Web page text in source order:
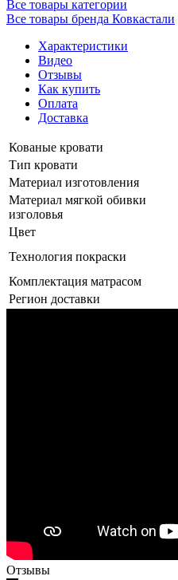
Все товары категории
Все товары бренда Ковкастали
Характеристики
Видео
Отзывы
Как купить
Оплата
Доставка
Кованые кровати
Тип кровати
Материал изготовления
Материал мягкой обивки
изголовья
Цвет
Технология покраски
Комплектация матрасом
Регион доставки
Отзывы